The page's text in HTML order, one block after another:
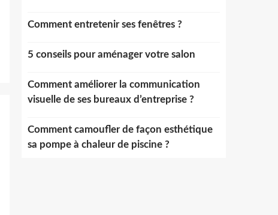
Comment entretenir ses fenêtres ?
5 conseils pour aménager votre salon
Comment améliorer la communication
visuelle de ses bureaux d’entreprise ?
Comment camoufler de façon esthétique
sa pompe à chaleur de piscine ?